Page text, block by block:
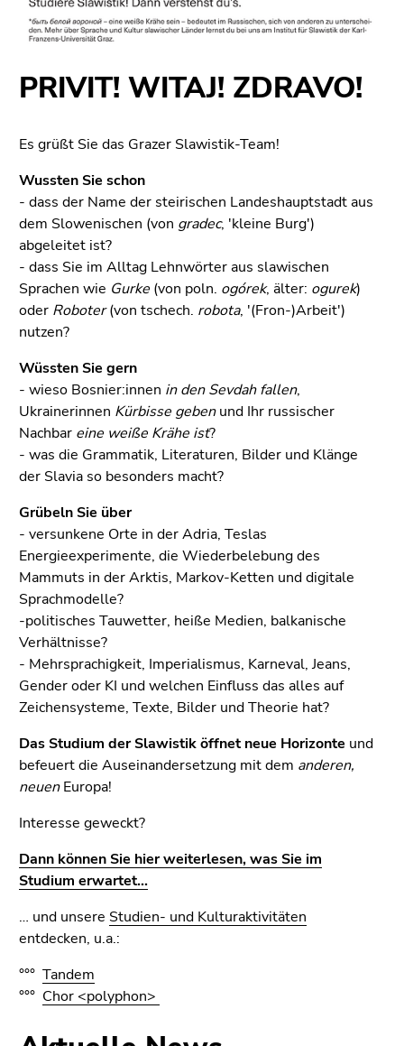
Seiteneinstellungen
(Benutzer/Sprache)
8)
Zur
(Zugriffstaste
PRIVIT! WITAJ! ZDRAVO!
Es grüßt Sie das Grazer Slawistik-Team!
Wussten Sie schon
- dass der Name der steirischen Landeshauptstadt aus
dem Slowenischen (von gradec, 'kleine Burg')
abgeleitet ist?
- dass Sie im Alltag Lehnwörter aus slawischen
Sprachen wie Gurke (von poln. ogórek, älter: ogurek)
oder Roboter(von tschech. robota, '(Fron-)Arbeit')
nutzen?
Wüssten Sie gern
- wieso Bosnier:innen in den Sevdah fallen,
Ukrainerinnen Kürbisse gebenund Ihr russischer
Nachbar eine weiße Krähe ist?
- was die Grammatik, Literaturen, Bilder und Klänge
der Slavia so besonders macht?
Grübeln Sie über
- versunkene Orte in der Adria, Teslas
Energieexperimente, die Wiederbelebung des
Mammuts in der Arktis, Markov-Ketten und digitale
Sprachmodelle?
-politisches Tauwetter, heiße Medien, balkanische
Verhältnisse?
- Mehrsprachigkeit, Imperialismus, Karneval, Jeans,
Gender oder KI und welchen Einfluss das alles auf
Zeichensysteme, Texte, Bilder und Theorie hat?
Das Studium der Slawistik öffnet neue Horizonte und
befeuert die Auseinandersetzung mit dem anderen,
neuenEuropa!
Interesse geweckt?
Dann können Sie hier weiterlesen, was Sie im
Studium erwartet...
… und unsere Studien- und Kulturaktivitäten
entdecken, u.a.:
°°° Tandem
°°° Chor <polyphon>